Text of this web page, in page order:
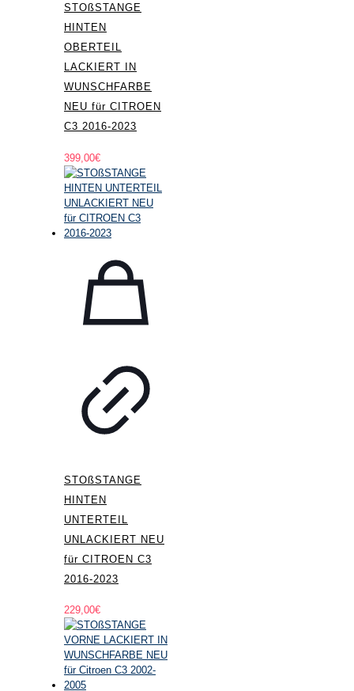
STOßSTANGE
HINTEN
OBERTEIL
LACKIERT IN
WUNSCHFARBE
NEU für CITROEN
C3 2016-2023
399,00€
STOßSTANGE
HINTEN
UNTERTEIL
UNLACKIERT NEU
für CITROEN C3
2016-2023
229,00€